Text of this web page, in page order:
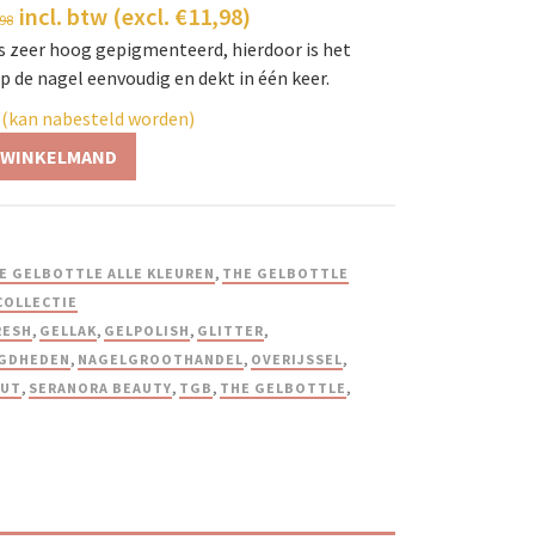
incl. btw (excl. €11,98)
zeer hoog gepigmenteerd, hierdoor is het
de nagel eenvoudig en dekt in één keer.
nabesteld worden)
GELBOTTLE ALLE KLEUREN, THE GELBOTTLE
, GELLAK, GELPOLISH, GLITTER,
, NAGELGROOTHANDEL, OVERIJSSEL,
, SERANORA BEAUTY, TGB, THE GELBOTTLE,